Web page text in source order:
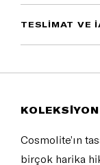
TESLİMAT VE
Cosmolite’ın
birçok harika